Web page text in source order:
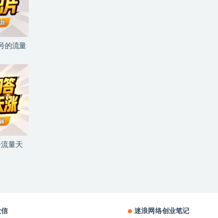
的流量
量天
迷浪网络创业笔记